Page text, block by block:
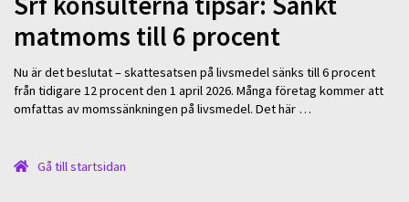
matmoms till 6 procent
Nu är det beslutat – skattesatsen på livsmedel sänks till 6 procent
från tidigare 12 procent den 1 april 2026. Många företag kommer att
omfattas av momssänkningen på livsmedel. Det här …
Gå till startsidan